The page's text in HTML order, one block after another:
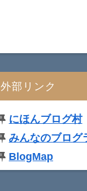
外部リンク
にほんブログ村
みんなのブログ
BlogMap